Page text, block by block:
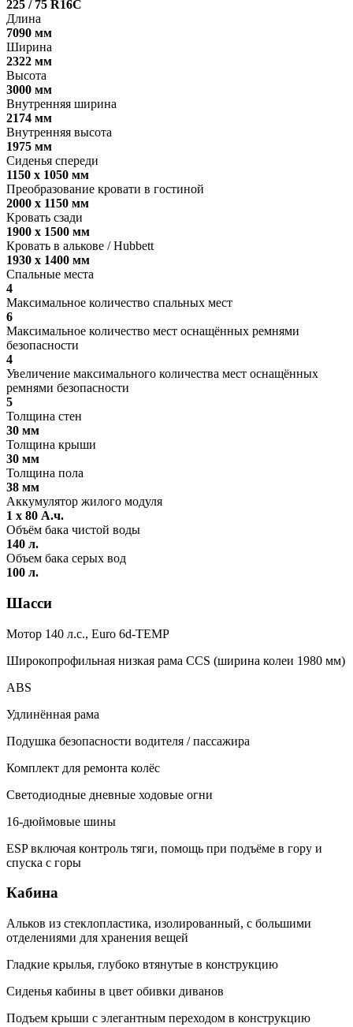
225 / 75 R16C
Длина
7090 мм
Ширина
2322 мм
Высота
3000 мм
Внутренняя ширина
2174 мм
Внутренняя высота
1975 мм
Сиденья спереди
1150 x 1050 мм
Преобразование кровати в гостиной
2000 x 1150 мм
Кровать сзади
1900 x 1500 мм
Кровать в алькове / Hubbett
1930 x 1400 мм
Спальные места
4
Максимальное количество спальных мест
6
Максимальное количество мест оснащённых ремнями
безопасности
4
Увеличение максимального количества мест оснащённых
ремнями безопасности
5
Толщина стен
30 мм
Толщина крыши
30 мм
Толщина пола
38 мм
Аккумулятор жилого модуля
1 х 80 А.ч.
Объём бака чистой воды
140 л.
Объем бака серых вод
100 л.
Шасси
Мотор 140 л.с., Euro 6d-TEMP
Широкопрофильная низкая рама CCS (ширина колеи 1980 мм)
ABS
Удлинённая рама
Подушка безопасности водителя / пассажира
Комплект для ремонта колёс
Светодиодные дневные ходовые огни
16-дюймовые шины
ESP включая контроль тяги, помощь при подъёме в гору и
спуска с горы
Кабина
Альков из стеклопластика, изолированный, с большими
отделениями для хранения вещей
Гладкие крылья, глубоко втянутые в конструкцию
Сиденья кабины в цвет обивки диванов
Подъем крыши с элегантным переходом в конструкцию